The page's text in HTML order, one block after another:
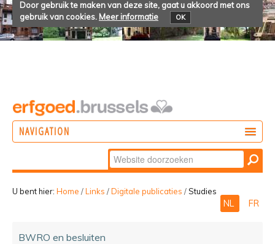
Door gebruik te maken van deze site, gaat u akkoord met ons
gebruik van cookies. Meer informatie OK
NAVIGATION
Zoek
Geavanceerd
zoeken...
U bent hier: Home /Links /Digitale publicaties /Studies
NL FR
BWRO en besluiten